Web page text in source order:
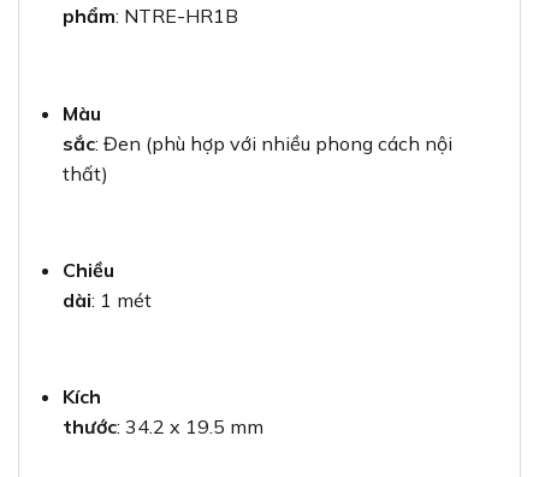
phẩm: NTRE-HR1B
Màu
sắc: Đen (phù hợp với nhiều phong cách nội
thất)
Chiều
dài: 1 mét
Kích
thước: 34.2 x 19.5 mm